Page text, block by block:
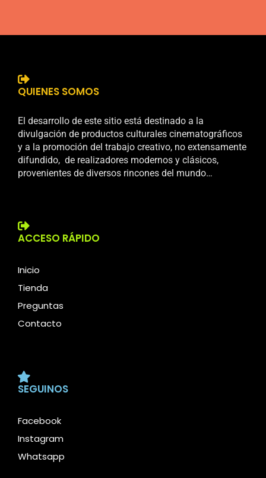
QUIENES SOMOS
El desarrollo de este sitio está destinado a la
divulgación de productos culturales cinematográficos
y a la promoción del trabajo creativo, no extensamente
difundido, de realizadores modernos y clásicos,
provenientes de diversos rincones del mundo…
ACCESO RÁPIDO
Inicio
Tienda
Preguntas
Contacto
SEGUINOS
Facebook
Instagram
Whatsapp